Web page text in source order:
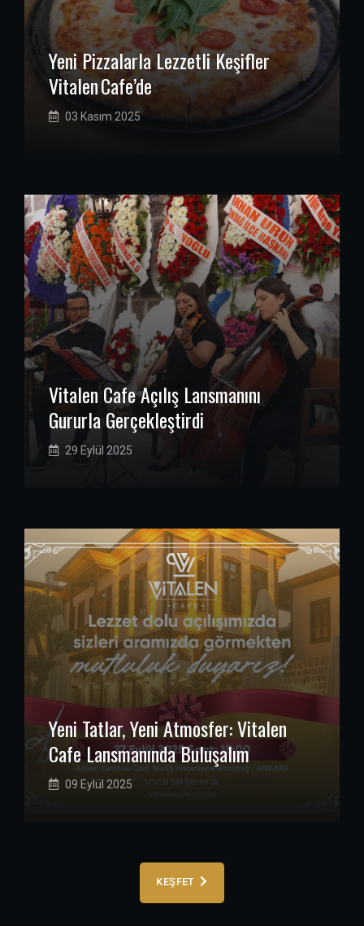
Yeni Pizzalarla Lezzetli Keşifler
Vitalen Cafe’de
03 Kasım 2025
Vitalen Cafe Açılış Lansmanını
Gururla Gerçekleştirdi
29 Eylül 2025
Yeni Tatlar, Yeni Atmosfer: Vitalen
Cafe Lansmanında Buluşalım
09 Eylül 2025
KEŞFET